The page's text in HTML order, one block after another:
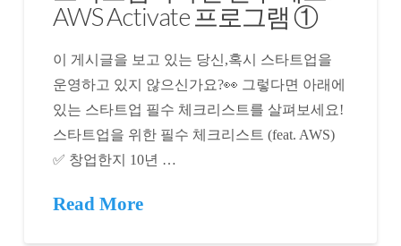
AWS Activate 프로그램 ①
이 게시글을 보고 있는 당신,혹시 스타트업을
운영하고 있지 않으신가요?👀 그렇다면 아래에
있는 스타트업 필수 체크리스트를 살펴보세요!
스타트업을 위한 필수 체크리스트 (feat. AWS)
✅ 창업한지 10년 …
Read More